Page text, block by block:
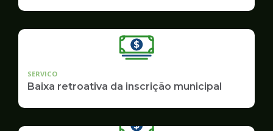
SERVICO
Baixa retroativa da inscrição municipal